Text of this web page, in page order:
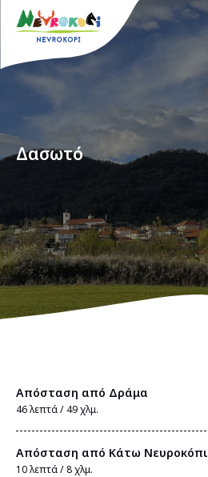
Δασωτό
Aπόσταση από Δράμα
46 λεπτά / 49 χλμ.
Απόσταση από Κάτω Νευροκόπι
10 λεπτά / 8 χλμ.